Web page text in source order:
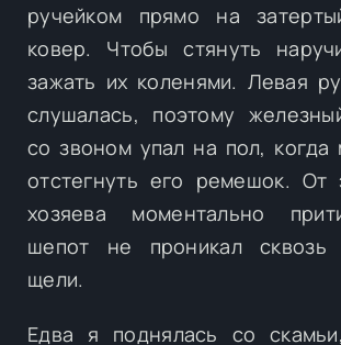
ручейком прямо на
ковер. Чтобы стянуть
зажать их коленями. Левая
слушалась, поэтому
со звоном упал на пол, когда
отстегнуть его ремешок. От
хозяева моментально
шепот не проникал сквозь
щели.
Едва я поднялась со